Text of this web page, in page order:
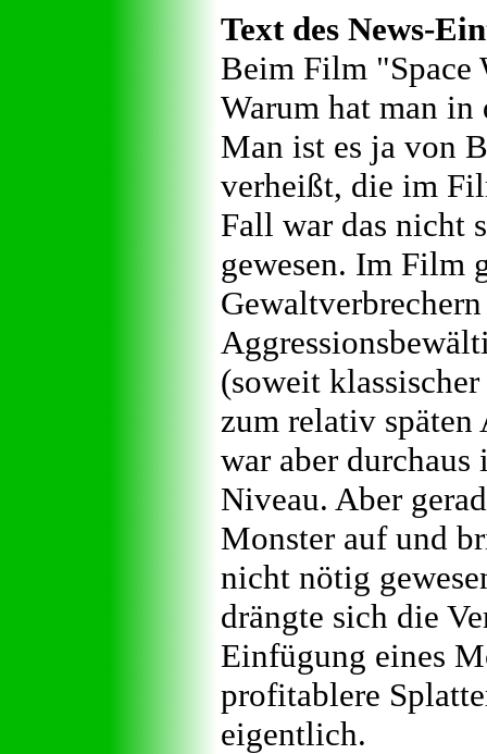
Text des News-
Beim Film "Space
Warum hat man in
Man ist es ja von
verheißt, die im
Fall war das nicht
gewesen. Im Film
(soweit
zum relativ
war aber durchaus
Niveau. Aber
Monster auf und
nicht nötig
drängte sich die
Einfügung eines
profitablere
eigentlich.